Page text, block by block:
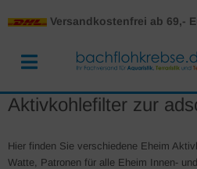
Versandkostenfrei ab 69,-
Aktivkohlefilter zur
Hier finden Sie verschiedene Eheim
Watte, Patronen für alle Eheim Innen-